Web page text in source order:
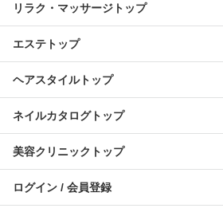
リラク・マッサージトップ
エステトップ
ヘアスタイルトップ
ネイルカタログトップ
美容クリニックトップ
ログイン / 会員登録